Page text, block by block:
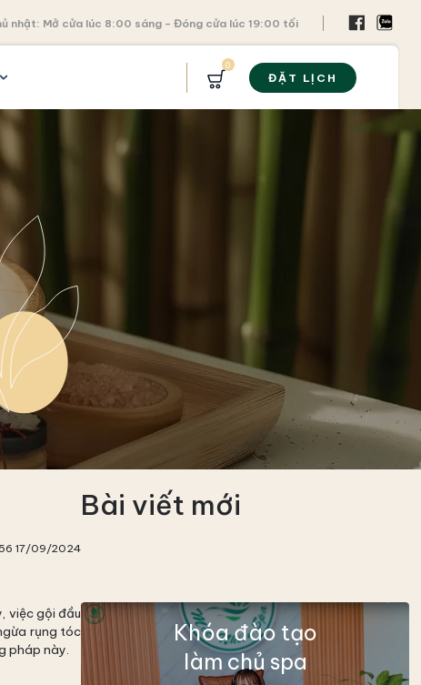
nhật: Mở cửa lúc 8:00 sáng – Đóng cửa lúc 19:00 tối
0
ĐẶT LỊCH
17/09/2024
việc gội đầu
rụng tóc
pháp này.
Bài viết mới
Khóa đào tạo
làm chủ spa